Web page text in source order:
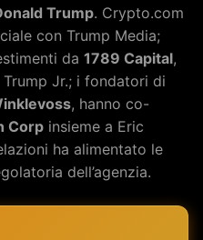
Trump. Crypto.com
con Trump Media;
da 1789 Capital,
Jr.; i fondatori di
, hanno co-
Corp insieme a Eric
ha alimentato le
dell’agenzia.